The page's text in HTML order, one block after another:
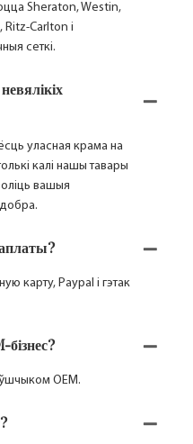
Sheraton, Westin,
Ritz-Carlton і
сеткі.
уласная крама на
калі нашы тавары
вашыя
карту, Paypal і гэтак
OEM.